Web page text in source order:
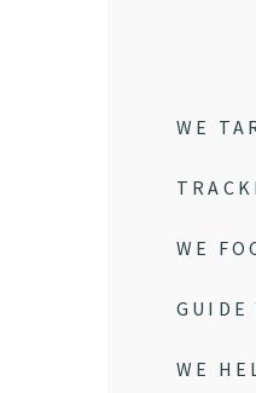
WE
WE
GUIDE
WE